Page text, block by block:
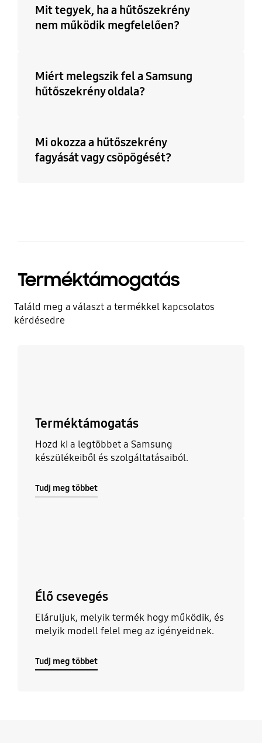
Mit tegyek, ha a hűtőszekrény
nem működik megfelelően?
Miért melegszik fel a Samsung
hűtőszekrény oldala?
Mi okozza a hűtőszekrény
fagyását vagy csöpögését?
Terméktámogatás
Találd meg a választ a termékkel kapcsolatos
kérdésedre
Terméktámogatás
Hozd ki a legtöbbet a Samsung
készülékeiből és szolgáltatásaiból.
Tudj meg többet
Élő csevegés
Eláruljuk, melyik termék hogy működik, és
melyik modell felel meg az igényeidnek.
Tudj meg többet